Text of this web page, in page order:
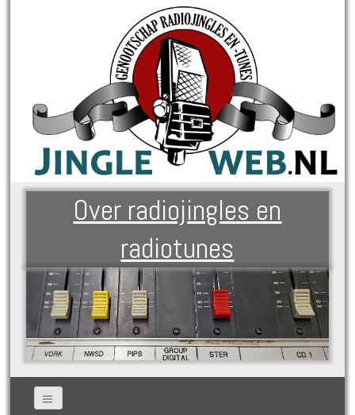
Over radiojingles en
radiotunes